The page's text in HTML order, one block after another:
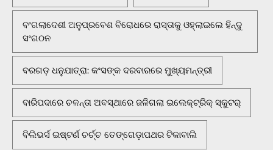
ବଂଗଲାଦେଶୀ ଅନୁପ୍ରବେଶ ବିରୋଧରେ ରାସ୍ତାକୁ ଓହ୍ଲାଇଲେ ହିନ୍ଦୁ
ସଂଗଠନ
ବରଗଡ଼ ଧନୁଯାତ୍ରା: କଂସଙ୍କ ଦରବାରରେ ମୁଖ୍ୟମନ୍ତ୍ରୀ
ବାରିପଦାରେ ଚଳନ୍ତା ଅବସ୍ଥାରେ ଜଳିଗଲା ଇଲେକ୍ଟ୍ରିକ୍ ସ୍କୁଟର୍
ବିଲିଭର୍ସ ଇଷ୍ଟର୍ଣ ଚର୍ଚ୍ଚ ତେଙ୍ଗେଡ଼ାପଥର ଟିକାବାଲି